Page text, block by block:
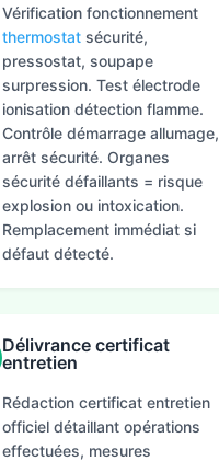
Vérification fonctionnement
thermostatsécurité,
pressostat, soupape
surpression. Test électrode
ionisation détection flamme.
Contrôle démarrage allumage,
arrêt sécurité. Organes
sécurité défaillants = risque
explosion ou intoxication.
Remplacement immédiat si
défaut détecté.
Délivrance certificat
entretien
Rédaction certificat entretien
officiel détaillant opérations
effectuées, mesures